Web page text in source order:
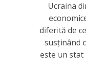
Ucraina
diferită de
susținând
este un stat